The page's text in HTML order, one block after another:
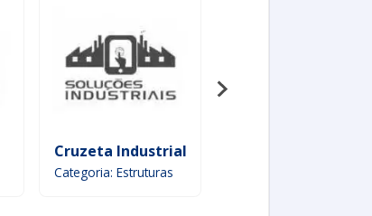
Cruzeta Industrial
Categoria: Estruturas